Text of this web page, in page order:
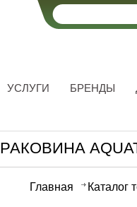
УСЛУГИ БРЕНДЫ
РАКОВИНА
Главная Каталог